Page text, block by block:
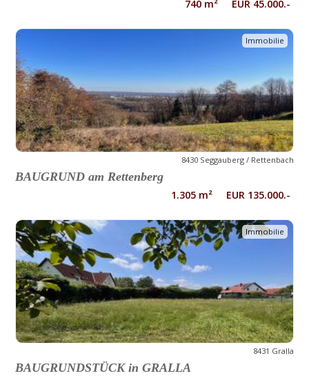
740 m² EUR 45.000.-
Immobilie
8430 Seggauberg / Rettenbach
BAUGRUND am Rettenberg
1.305 m² EUR 135.000.-
Immobilie
8431 Gralla
BAUGRUNDSTÜCK in GRALLA